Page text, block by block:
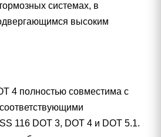
системах, в
высоким
4 полностью совместима с
116 DOT 3, DOT 4 и DOT 5.1.